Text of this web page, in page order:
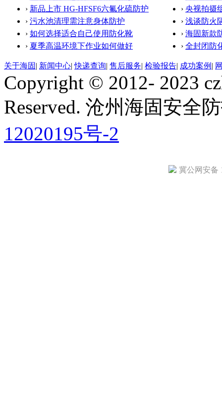
› 新品上市 HG-HFSF6六氟化硫防护 › 央视拍摄
› 污水池清理需注意身体防护 › 浅谈防火
› 如何选择适合自己使用防化靴 › 海固新款
› 夏季高温环境下作业如何做好 › 全封闭防
关于海固 | 新闻中心|快递查询| 售后服务| 检验报告| 成功案例 |
Copyright © 2012- 2023
Reserved. 沧州海固安全
12020195号-2
冀公网安备